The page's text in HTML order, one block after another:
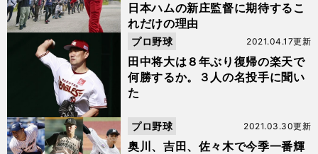
日本ハムの新庄監督に期待するこ
れだけの理由
田中将大は８年ぶり復帰の楽天で
何勝するか。３人の名投手に聞い
た
2021.04.17更新
プロ野球
奥川、吉田、佐々木で今季一番輝
2021.03.30更新
プロ野球